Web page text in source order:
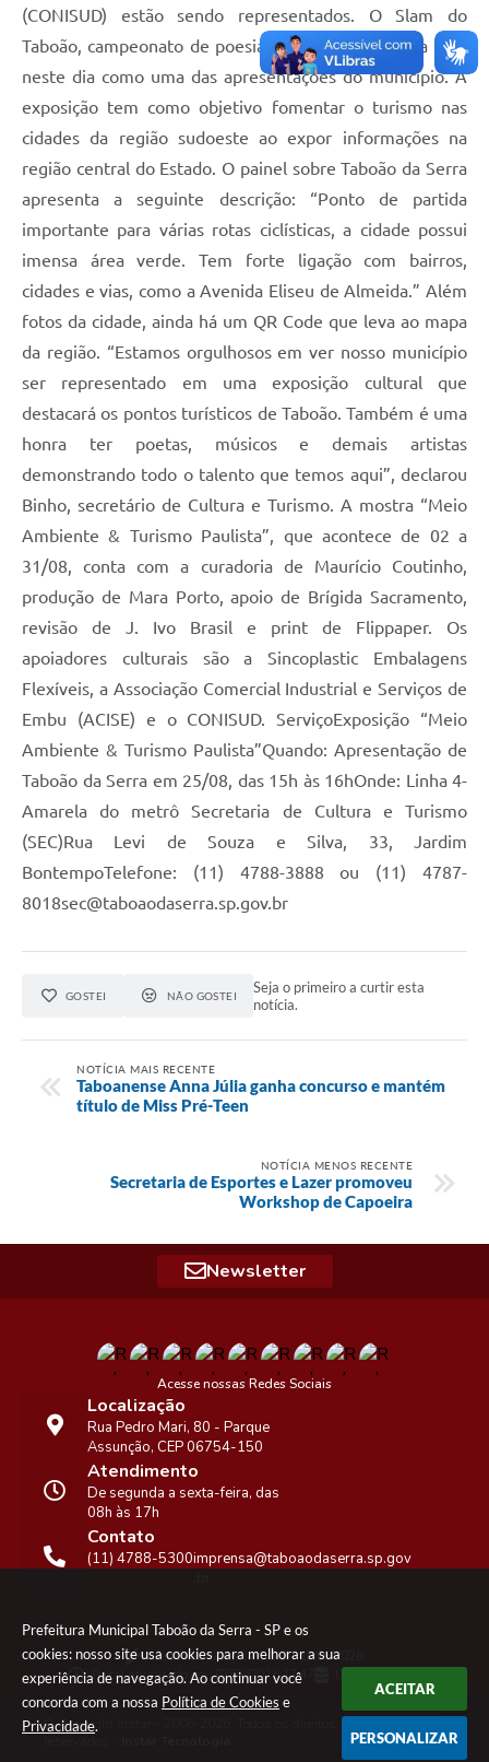
Prefeitura Municipal Taboão da Serra - SP e os
cookies: nosso site usa cookies para melhorar a sua
experiência de navegação. Ao continuar você
concorda com a nossa Política de Cookies e
Privacidade.
ACEITAR
PERSONALIZAR
(CONISUD) estão sendo representados. O Slam do
Taboão, campeonato de poesia falada, realizará sua final
neste dia como uma das apresentações do município. A
exposição tem como objetivo fomentar o turismo nas
cidades da região sudoeste ao expor informações na
região central do Estado. O painel sobre Taboão da Serra
apresenta a seguinte descrição: “Ponto de partida
importante para várias rotas ciclísticas, a cidade possui
imensa área verde. Tem forte ligação com bairros,
cidades e vias, como a Avenida Eliseu de Almeida.” Além
fotos da cidade, ainda há um QR Code que leva ao mapa
da região. “Estamos orgulhosos em ver nosso município
ser representado em uma exposição cultural que
destacará os pontos turísticos de Taboão. Também é uma
honra ter poetas, músicos e demais artistas
demonstrando todo o talento que temos aqui”, declarou
Binho, secretário de Cultura e Turismo. A mostra “Meio
Ambiente & Turismo Paulista”, que acontece de 02 a
31/08, conta com a curadoria de Maurício Coutinho,
produção de Mara Porto, apoio de Brígida Sacramento,
revisão de J. Ivo Brasil e print de Flippaper. Os
apoiadores culturais são a Sincoplastic Embalagens
Flexíveis, a Associação Comercial Industrial e Serviços de
Embu (ACISE) e o CONISUD. ServiçoExposição “Meio
Ambiente & Turismo Paulista”Quando: Apresentação de
Taboão da Serra em 25/08, das 15h às 16hOnde: Linha 4-
Amarela do metrô Secretaria de Cultura e Turismo
(SEC)Rua Levi de Souza e Silva, 33, Jardim
BontempoTelefone: (11) 4788-3888 ou (11) 4787-
8018sec@taboaodaserra.sp.gov.br
GOSTEI NÃO GOSTEI
Seja o primeiro a curtir esta
notícia.
NOTÍCIA MAIS RECENTE
Taboanense Anna Júlia ganha concurso e mantém
título de Miss Pré-Teen
NOTÍCIA MENOS RECENTE
Secretaria de Esportes e Lazer promoveu
Workshop de Capoeira
Newsletter
Acesse nossas Redes Sociais
Localização
Rua Pedro Mari, 80 - Parque
Assunção, CEP 06754-150
Contato
(11) 4788-5300imprensa@taboaodaserra.sp.gov
Atendimento
De segunda a sexta-feira, das
08h às 17h
Versão do Sistema:3.5.3 - 19/06/2026
Portal atualizado em:07/08/2026 17:47 Dados Abertos
© Copyright Instar - 2006-2026. Todos os direitos